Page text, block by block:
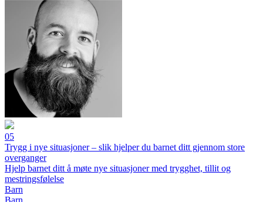
05
Trygg i nye situasjoner – slik hjelper du barnet ditt gjennom store
overganger
Hjelp barnet ditt å møte nye situasjoner med trygghet, tillit og
mestringsfølelse
Barn
Barn